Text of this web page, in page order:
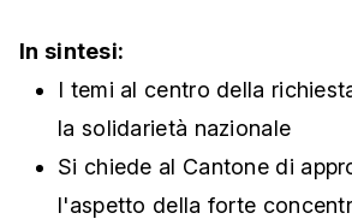
In sintesi:
I temi al centro della
la solidarietà nazionale
Si chiede al Cantone di
l'aspetto della forte